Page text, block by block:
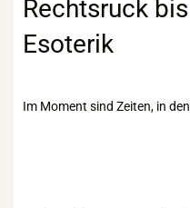
Rechtsruck
Esoterik
Im Moment sind Zeiten, in